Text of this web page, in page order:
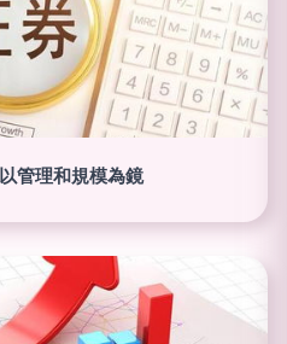
管理和規模為鏡